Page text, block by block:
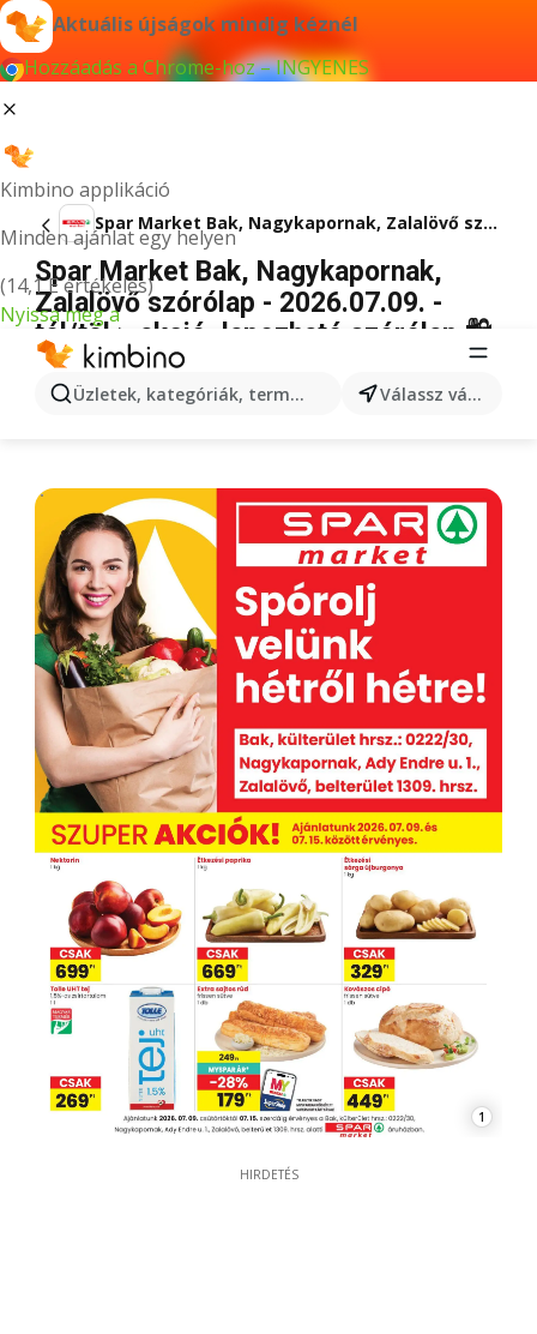
Aktuális újságok mindig kéznél
Hozzáadás a Chrome-hoz – INGYENES
Kimbino applikáció
Minden ajánlat egy helyen
(14,1 E értékelés)
Nyissa meg a
Üzletek, kategóriák, termékek keresése... Válassz várost
Spar Market Bak, Nagykapornak, Zalalövő szórólap
Spar Market Bak, Nagykapornak,
Zalalövő szórólap - 2026.07.09. -
tól/töl > akció, lapozható szórólap 🛍️
1
HIRDETÉS